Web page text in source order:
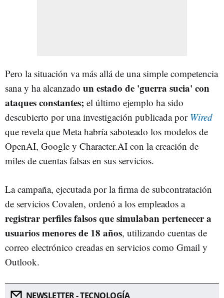
Pero la situación va más allá de una simple competencia
sana y ha alcanzado un estado de 'guerra sucia' con
ataques constantes; el último ejemplo ha sido
descubierto por una investigación publicada por Wired
que revela que Meta habría saboteado los modelos de
OpenAI, Google y Character.AI con la creación de
miles de cuentas falsas en sus servicios.
La campaña, ejecutada por la firma de subcontratación
de servicios Covalen, ordenó a los empleados a
registrar perfiles falsos que simulaban pertenecer a
usuarios menores de 18 años, utilizando cuentas de
correo electrónico creadas en servicios como Gmail y
Outlook.
NEWSLETTER - TECNOLOGÍA